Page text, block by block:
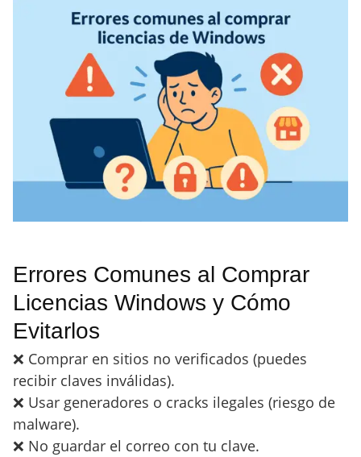
Errores Comunes al Comprar
Licencias Windows y Cómo
Evitarlos
❌ Comprar en sitios no verificados (puedes
recibir claves inválidas).
❌ Usar generadores o cracks ilegales (riesgo de
malware).
❌ No guardar el correo con tu clave.